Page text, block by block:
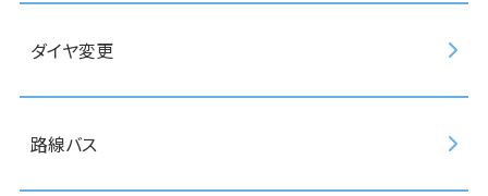
ダイヤ変更
路線バス